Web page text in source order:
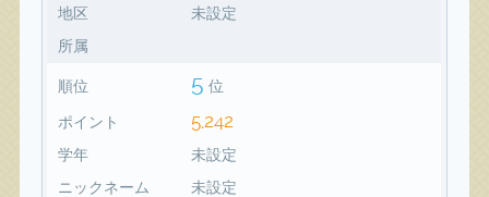
地区
未設定
所属
順位 5 位
ポイント 5,242
学年
未設定
ニックネーム
未設定